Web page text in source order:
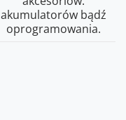
akumulatorów bądź
oprogramowania.